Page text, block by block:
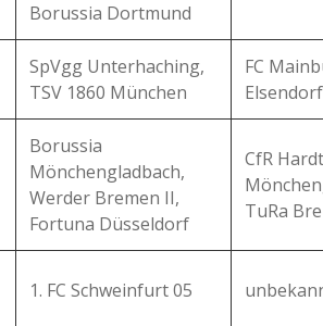
Borussia Dortmund
SpVgg Unterhaching,
TSV 1860 München
FC
Elsendorf
Borussia
Mönchengladbach,
Werder Bremen II,
Fortuna Düsseldorf
CfR
TuRa
1. FC Schweinfurt 05